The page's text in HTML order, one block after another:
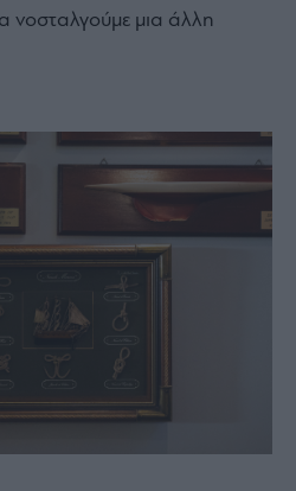
νοσταλγούμε μια άλλη